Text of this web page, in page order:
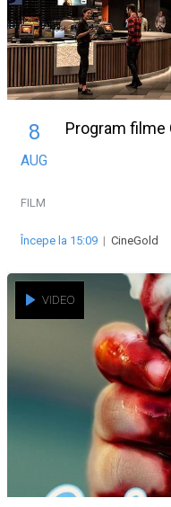
8
AUG
Program filme
FILM
Începe la 15:09 | CineGold
VIDEO